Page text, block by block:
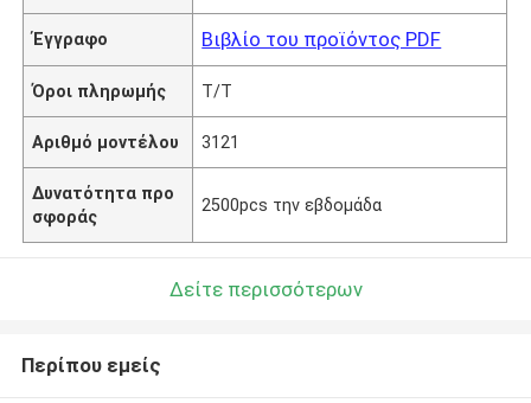
Έγγραφο Βιβλίο του προϊόντος PDF
Όροι πληρωμής T/T
Αριθμό μοντέλου 3121
Δυνατότητα προ
σφοράς
2500pcs την εβδομάδα
Δείτε περισσότερων
Περίπου εμείς